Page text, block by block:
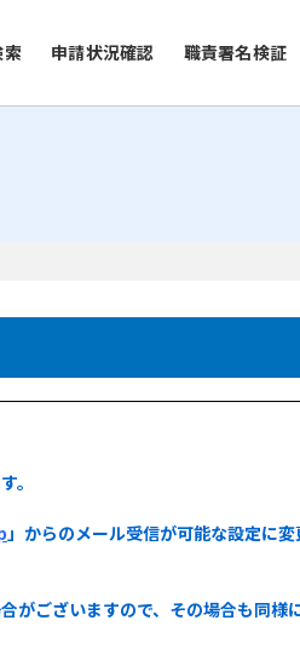
索 申請状況確認 職責署名検証
。
」からのメール受信が可能な設定に変
がございますので、その場合も同様